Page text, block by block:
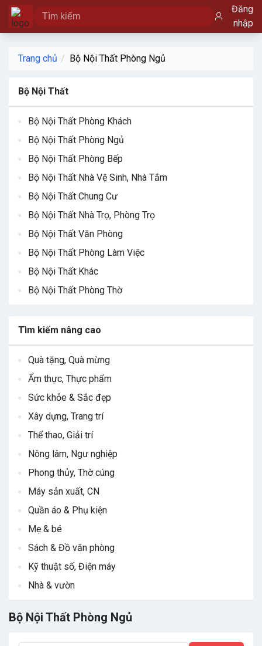
Đăng
nhập
Trang chủ Bộ Nội Thất Phòng Ngủ
Bộ Nội Thất Phòng Ngủ
Bộ Nội Thất
Bộ Nội Thất Phòng Khách
Bộ Nội Thất Phòng Ngủ
Bộ Nội Thất Phòng Bếp
Bộ Nội Thất Nhà Vệ Sinh, Nhà Tắm
Bộ Nội Thất Chung Cư
Bộ Nội Thất Nhà Trọ, Phòng Trọ
Bộ Nội Thất Văn Phòng
Bộ Nội Thất Phòng Làm Việc
Bộ Nội Thất Khác
Bộ Nội Thất Phòng Thờ
Tìm kiếm nâng cao
Quà tặng, Quà mừng
Ẩm thực, Thực phẩm
Sức khỏe & Sắc đẹp
Xây dựng, Trang trí
Thể thao, Giải trí
Nông lâm, Ngư nghiệp
Phong thủy, Thờ cúng
Máy sản xuất, CN
Quần áo & Phụ kiện
Mẹ & bé
Sách & Đồ văn phòng
Kỹ thuật số, Điện máy
Nhà & vườn